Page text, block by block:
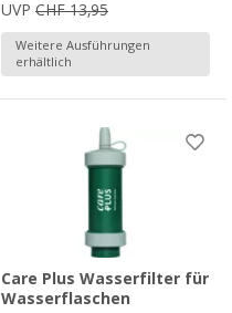
UVP CHF 13,95
Weitere Ausführungen
erhältlich
Care Plus Wasserfilter für
Wasserflaschen